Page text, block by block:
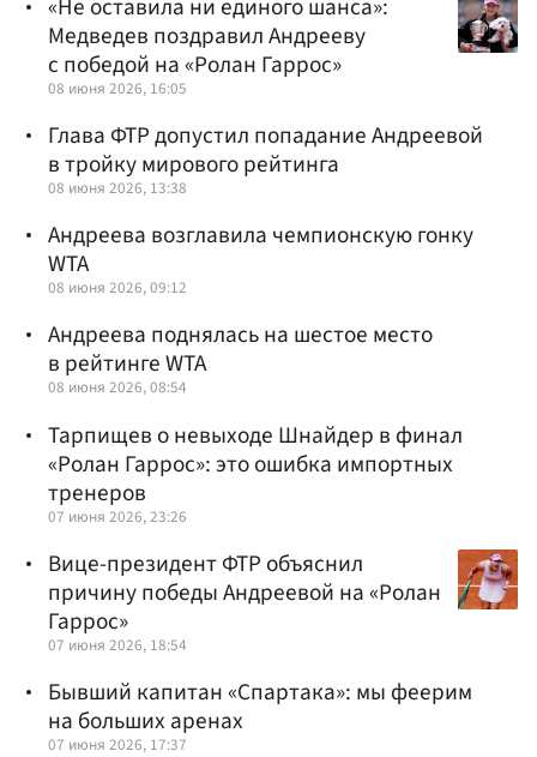
«Не оставила ни единого шанса»:
Медведев поздравил Андрееву
с победой на «Ролан Гаррос»
08 июня 2026, 16:05
Глава ФТР допустил попадание Андреевой
в тройку мирового рейтинга
08 июня 2026, 13:38
Андреева возглавила чемпионскую гонку
WTA
08 июня 2026, 09:12
Андреева поднялась на шестое место
в рейтинге WTA
08 июня 2026, 08:54
Тарпищев о невыходе Шнайдер в финал
«Ролан Гаррос»: это ошибка импортных
тренеров
07 июня 2026, 23:26
Вице-президент ФТР объяснил
причину победы Андреевой на «Ролан
Гаррос»
07 июня 2026, 18:54
Бывший капитан «Спартака»: мы феерим
на больших аренах
07 июня 2026, 17:37